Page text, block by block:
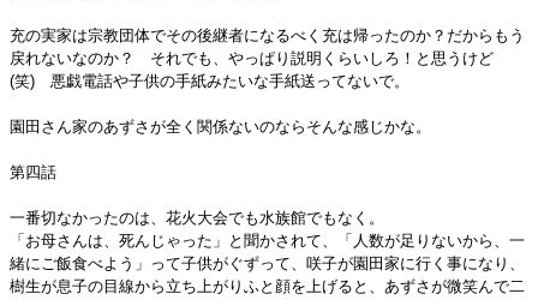
充の実家は宗教団体でその後継者になるべく充は帰ったのか？だからもう
戻れないなのか？ それでも、やっぱり説明くらいしろ！と思うけど
(笑) 悪戯電話や子供の手紙みたいな手紙送ってないで。
園田さん家のあずさが全く関係ないのならそんな感じかな。
第四話
一番切なかったのは、花火大会でも水族館でもなく。
「お母さんは、死んじゃった」と聞かされて、「人数が足りないから、一
緒にご飯食べよう」って子供がぐずって、咲子が園田家に行く事になり、
樹生が息子の目線から立ち上がりふと顔を上げると、あずさが微笑んで二